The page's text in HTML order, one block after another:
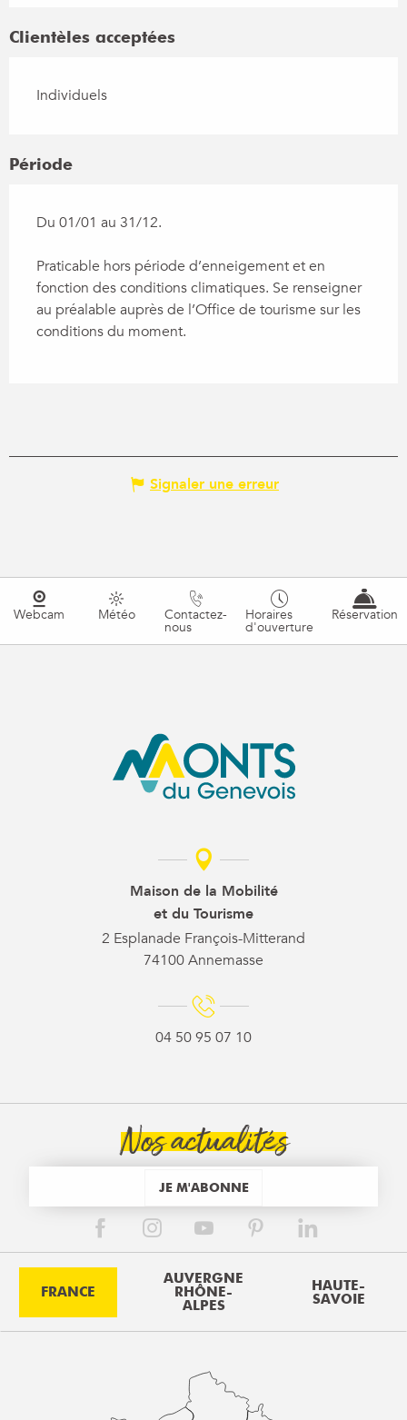
Clientèles acceptées
Individuels
Période
Du 01/01 au 31/12.
Praticable hors période d’enneigement et en
fonction des conditions climatiques. Se renseigner
au préalable auprès de l’Office de tourisme sur les
conditions du moment.
Signaler une erreur
Webcam Météo Contactez-
nous
Horaires
d'ouverture
Réservation
Maison de la Mobilité
et du Tourisme
2 Esplanade François-Mitterand
74100 Annemasse
04 50 95 07 10
Nos actualités
JE M'ABONNE
FRANCE
AUVERGNE
RHÔNE-
ALPES
HAUTE-
SAVOIE